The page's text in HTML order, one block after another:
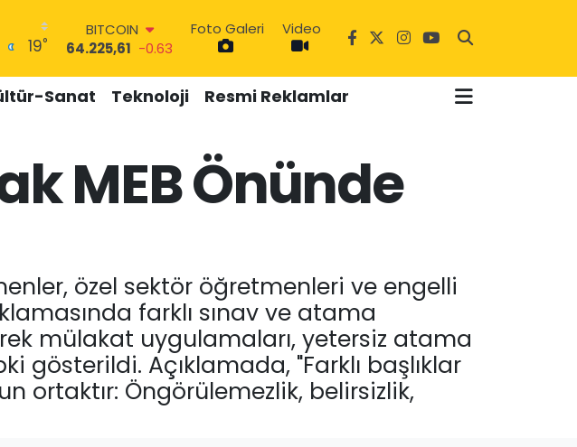
19°
DOLAR
47,6704 0
55,0406
-0.08
STERLİN
6510.40 0.45
BİST100
13.799 70
Foto Galeri Video
Sanat Teknoloji Resmi Reklamlar
MEB Önünde
özel sektör öğretmenleri ve engelli
farklı sınav ve atama
mülakat uygulamaları, yetersiz atama
gösterildi. Açıklamada, "Farklı başlıklar
ortaktır: Öngörülemezlik, belirsizlik,